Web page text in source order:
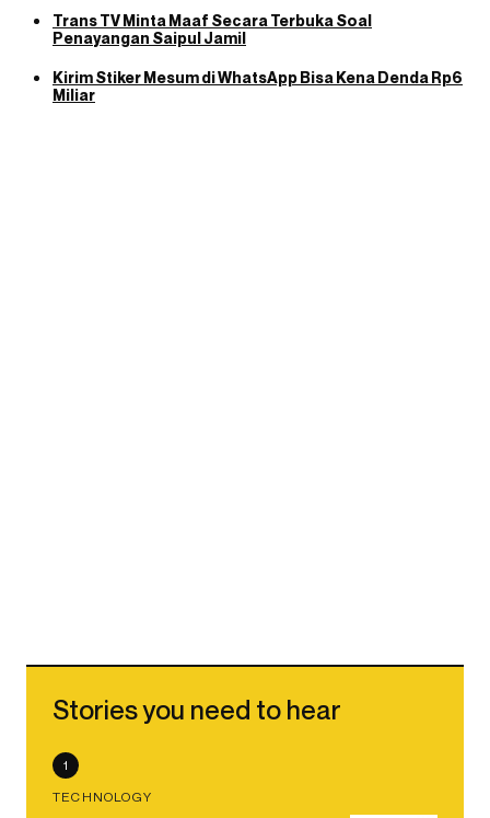
Trans TV Minta Maaf Secara Terbuka Soal
Penayangan Saipul Jamil
Kirim Stiker Mesum di WhatsApp Bisa Kena Denda Rp6
Miliar
Stories you need to hear
1
TECHNOLOGY